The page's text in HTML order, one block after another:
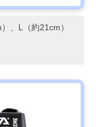
、L（約21cm）